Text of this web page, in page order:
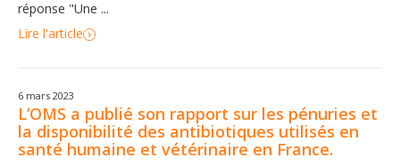
réponse "Une ...
Lire l'article
6 mars 2023
L’OMS a publié son rapport sur les pénuries et
la disponibilité des antibiotiques utilisés en
santé humaine et vétérinaire en France.